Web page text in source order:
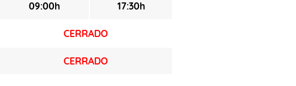
09:00h 17:30h
CERRADO
CERRADO